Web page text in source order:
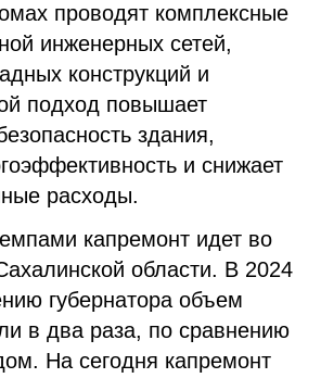
проводят комплексные
инженерных сетей,
конструкций и
подход повышает
здания,
и снижает
расходы.
капремонт идет во
области. В 2024
губернатора объем
в два раза, по сравнению
На сегодня капремонт